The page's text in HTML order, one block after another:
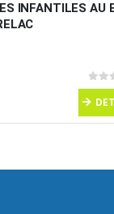
INFANTILES AU
0sur